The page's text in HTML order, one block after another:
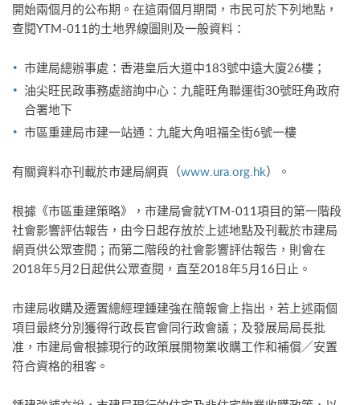
開始兩個月的公布期。在這兩個月期間，市民可於下列地點，
查閱YTM-011的土地界線圖則及一般資料：
市建局總辦事處：香港皇后大道中183號中遠大廈26樓；
油尖旺民政事務處諮詢中心：九龍旺角聯運街30號旺角政府
合署地下
市區重建局市建一站通：九龍大角咀福全街6號一樓
有關資料亦刊載於市建局網頁（www.ura.org.hk）。
根據《市區重建策略》，市建局會就YTM-011項目的第一階段
社會影響評估報告，由今日起存放於上述地點及刊載於市建局
網頁供公眾查閱；而第二階段的社會影響評估報告，則會在
2018年5月2日起供公眾查閱，直至2018年5月16日止。
市建局收購及遷置總經理鍾建強在簡報會上指出，若上述兩個
項目最終分別獲得行政長官會同行政會議；及發展局局長批
准，市建局會根據現行的政策展開物業收購工作和補償／安置
符合資格的租客。